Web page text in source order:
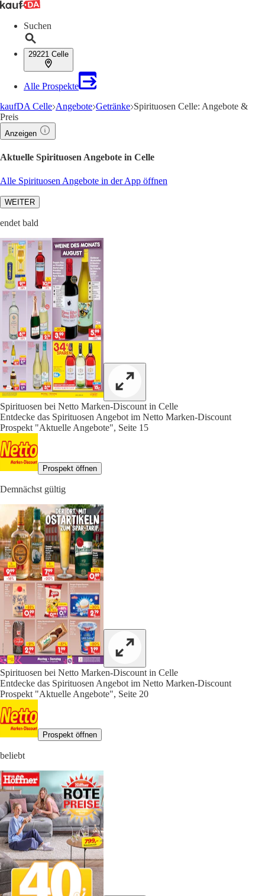
Suchen
29221 Celle
Alle Prospekte
kaufDA Celle Angebote Getränke Spirituosen Celle: Angebote &
Preis
Anzeigen
Aktuelle Spirituosen Angebote in Celle
Alle Spirituosen Angebote in der App öffnen
WEITER
endet bald
Spirituosen bei Netto Marken-Discount in Celle
Entdecke das Spirituosen Angebot im Netto Marken-Discount
Prospekt "Aktuelle Angebote", Seite 15
Prospekt öffnen
Demnächst gültig
Spirituosen bei Netto Marken-Discount in Celle
Entdecke das Spirituosen Angebot im Netto Marken-Discount
Prospekt "Aktuelle Angebote", Seite 20
Prospekt öffnen
beliebt